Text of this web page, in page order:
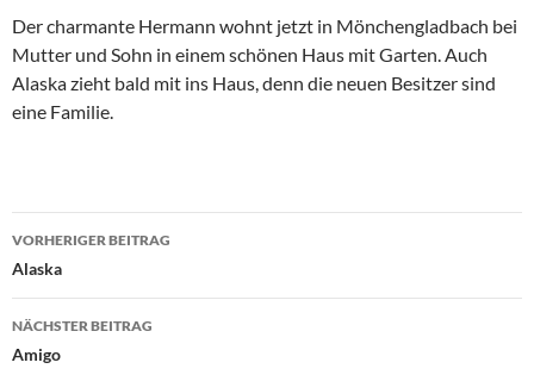
Der charmante Hermann wohnt jetzt in Mönchengladbach bei
Mutter und Sohn in einem schönen Haus mit Garten. Auch
Alaska zieht bald mit ins Haus, denn die neuen Besitzer sind
eine Familie.
Beitragsnavigation
VORHERIGER BEITRAG
Alaska
NÄCHSTER BEITRAG
Amigo